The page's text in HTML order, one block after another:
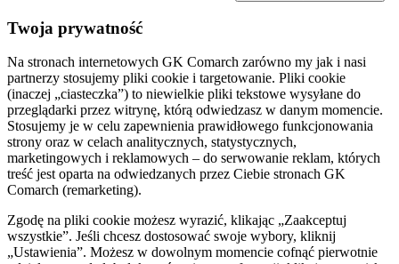
Twoja prywatność
Na stronach internetowych GK Comarch zarówno my jak i nasi
partnerzy stosujemy pliki cookie i targetowanie. Pliki cookie
(inaczej „ciasteczka”) to niewielkie pliki tekstowe wysyłane do
przeglądarki przez witrynę, którą odwiedzasz w danym momencie.
Stosujemy je w celu zapewnienia prawidłowego funkcjonowania
strony oraz w celach analitycznych, statystycznych,
marketingowych i reklamowych – do serwowanie reklam, których
treść jest oparta na odwiedzanych przez Ciebie stronach GK
Comarch (remarketing).
Zgodę na pliki cookie możesz wyrazić, klikając „Zaakceptuj
wszystkie”. Jeśli chcesz dostosować swoje wybory, kliknij
„Ustawienia”. Możesz w dowolnym momencie cofnąć pierwotnie